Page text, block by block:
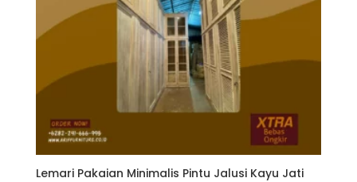
Lemari Pakaian Minimalis Pintu Jalusi Kayu Jati